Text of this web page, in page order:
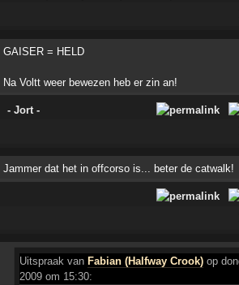
GAISER = HELD
Na Voltt weer bewezen heb er zin an!
- Jort -
Jammer dat het in offcorso is... beter de catwalk!
Uitspraak van Fabian (Halfway Crook) op
2009 om 15:30: